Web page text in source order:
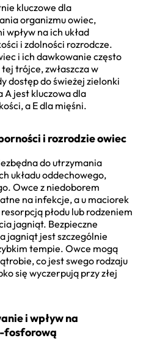
kluczowe dla
organizmu owiec,
wpływ na ich układ
i zdolności rozrodcze.
i ich dawkowanie często
trójce, zwłaszcza w
dostęp do świeżej zielonki
jest kluczowa dla
a E dla mięśni.
i rozrodzie owiec
do utrzymania
układu oddechowego,
Owce z niedoborem
na infekcje, a u maciorek
płodu lub rodzeniem
jagniąt. Bezpieczne
jagniąt jest szczególnie
tempie. Owce mogą
co jest swego rodzaju
się wyczerpują przy złej
i wpływ na
fosforową